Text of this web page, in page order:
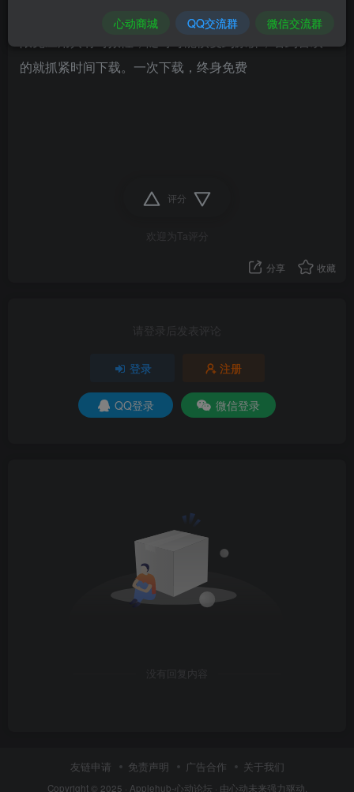
的就抓紧时间下载。一次下载，终身免费
评分
欢迎为Ta评分
分享 收藏
请登录后发表评论
登录 注册
QQ登录 微信登录
没有回复内容
友链申请 免责声明 广告合作 关于我们
Copyright © 2025 · Applehub-心动论坛 · 由心动未来强力驱动.
心动商城 QQ交流群 微信交流群